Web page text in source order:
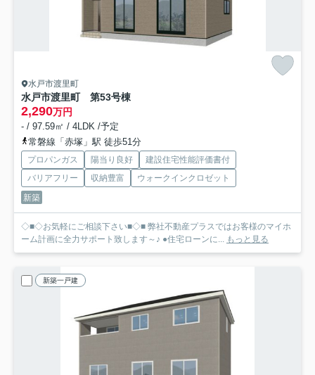
水戸市渡里町
水戸市渡里町 第53号棟
2,290万円
- / 97.59㎡ / 4LDK /予定
常磐線「赤塚」駅 徒歩51分
プロパンガス 陽当り良好
建設住宅性能評価書付
バリアフリー
収納豊富
ウォークインクロゼット
新築
◇■◇お気軽にご相談下さい■◇■ 弊社不動産プラスではお客様のマイホ
ーム計画に全力サポート致します～♪ ●住宅ローンに...
もっと見る
新築一戸建